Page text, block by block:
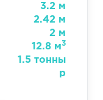
3.2 м
2.42 м
2 м
12.8 м3
1.5 тонны
р